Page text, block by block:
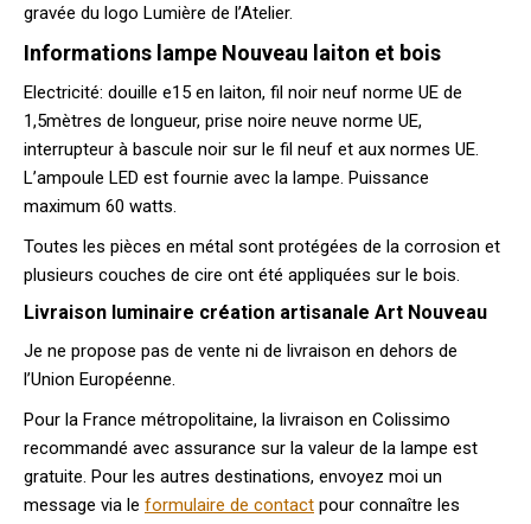
gravée du logo Lumière de l’Atelier.
Informations lampe Nouveau laiton et bois
Electricité: douille e15 en laiton, fil noir neuf norme UE de
1,5mètres de longueur, prise noire neuve norme UE,
interrupteur à bascule noir sur le fil neuf et aux normes UE.
L’ampoule LED est fournie avec la lampe. Puissance
maximum 60 watts.
Toutes les pièces en métal sont protégées de la corrosion et
plusieurs couches de cire ont été appliquées sur le bois.
Livraison luminaire création artisanale Art Nouveau
Je ne propose pas de vente ni de livraison en dehors de
l’Union Européenne.
Pour la France métropolitaine, la livraison en Colissimo
recommandé avec assurance sur la valeur de la lampe est
gratuite. Pour les autres destinations, envoyez moi un
message via le formulaire de contact pour connaître les